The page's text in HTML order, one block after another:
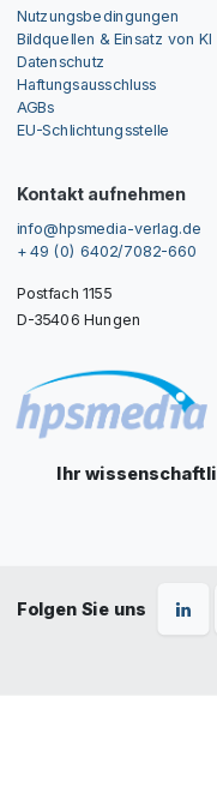
Nutzungsbedingungen
Bildquellen & Einsatz von KI
Datenschutz
Haftungsausschluss
AGBs
EU-Schlichtungsstelle
Kontakt aufnehmen
info@hpsmedia-verlag.de
+ 49 (0) 6402/7082-660
Postfach 1155
D-35406 Hungen
Ihr
Folgen Sie uns